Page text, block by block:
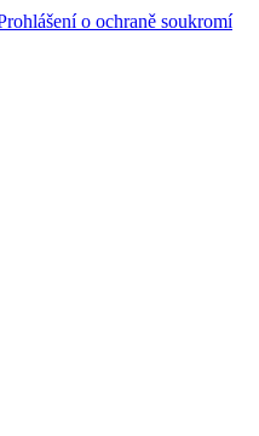
o ochraně soukromí